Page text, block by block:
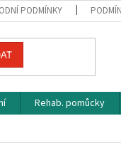
PODMÍNKY
Rehab. pomůcky